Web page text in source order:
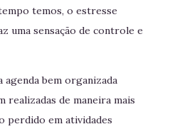
temos, o estresse
uma sensação de controle e
agenda bem organizada
realizadas de maneira mais
perdido em atividades